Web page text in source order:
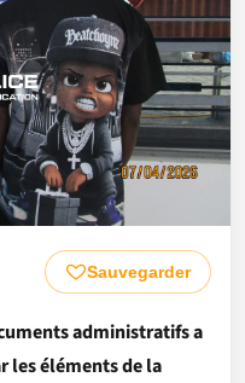
Sauvegarder
administratifs a
les éléments de la